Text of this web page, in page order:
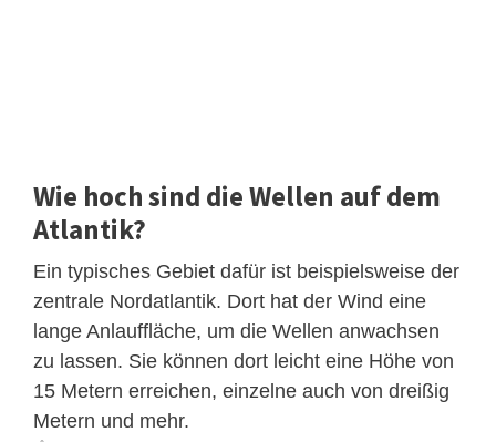
Wie hoch sind die Wellen auf dem
Atlantik?
Ein typisches Gebiet dafür ist beispielsweise der
zentrale Nordatlantik. Dort hat der Wind eine
lange Anlauffläche, um die Wellen anwachsen
zu lassen. Sie können dort leicht eine Höhe von
15 Metern erreichen, einzelne auch von dreißig
Metern und mehr.